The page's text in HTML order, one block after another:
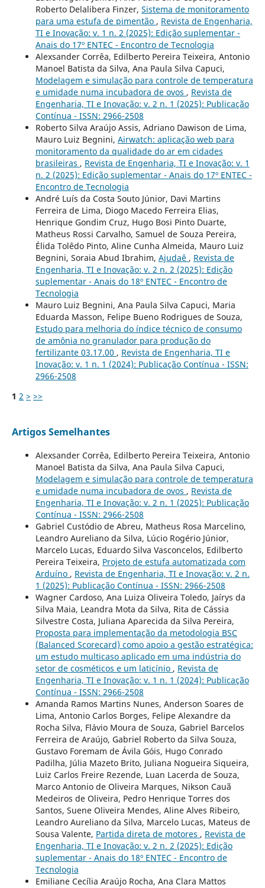
Roberto Delalibera Finzer, Sistema de monitoramento
para uma estufa de pimentão , Revista de Engenharia,
TI e Inovação: v. 1 n. 2 (2025): Edição suplementar -
Anais do 17º ENTEC - Encontro de Tecnologia
Alexsander Corrêa, Edilberto Pereira Teixeira, Antonio
Manoel Batista da Silva, Ana Paula Silva Capuci,
Modelagem e simulação para controle de temperatura
e umidade numa incubadora de ovos , Revista de
Engenharia, TI e Inovação: v. 2 n. 1 (2025): Publicação
Contínua - ISSN: 2966-2508
Roberto Silva Araújo Assis, Adriano Dawison de Lima,
Mauro Luiz Begnini, Airwatch: aplicação web para
monitoramento da qualidade do ar em cidades
brasileiras , Revista de Engenharia, TI e Inovação: v. 1
n. 2 (2025): Edição suplementar - Anais do 17º ENTEC -
Encontro de Tecnologia
André Luís da Costa Souto Júnior, Davi Martins
Ferreira de Lima, Diogo Macedo Ferreira Elias,
Henrique Gondim Cruz, Hugo Bosi Pinto Duarte,
Matheus Rossi Carvalho, Samuel de Souza Pereira,
Élida Tolêdo Pinto, Aline Cunha Almeida, Mauro Luiz
Begnini, Soraia Abud Ibrahim, Ajudaê , Revista de
Engenharia, TI e Inovação: v. 2 n. 2 (2025): Edição
suplementar - Anais do 18º ENTEC - Encontro de
Tecnologia
Mauro Luiz Begnini, Ana Paula Silva Capuci, Maria
Eduarda Masson, Felipe Bueno Rodrigues de Souza,
Estudo para melhoria do índice técnico de consumo
de amônia no granulador para produção do
fertilizante 03.17.00 , Revista de Engenharia, TI e
Inovação: v. 1 n. 1 (2024): Publicação Contínua - ISSN:
2966-2508
1 2 > >>
Artigos Semelhantes
Alexsander Corrêa, Edilberto Pereira Teixeira, Antonio
Manoel Batista da Silva, Ana Paula Silva Capuci,
Modelagem e simulação para controle de temperatura
e umidade numa incubadora de ovos , Revista de
Engenharia, TI e Inovação: v. 2 n. 1 (2025): Publicação
Contínua - ISSN: 2966-2508
Gabriel Custódio de Abreu, Matheus Rosa Marcelino,
Leandro Aureliano da Silva, Lúcio Rogério Júnior,
Marcelo Lucas, Eduardo Silva Vasconcelos, Edilberto
Pereira Teixeira, Projeto de estufa automatizada com
Arduíno , Revista de Engenharia, TI e Inovação: v. 2 n.
1 (2025): Publicação Contínua - ISSN: 2966-2508
Wagner Cardoso, Ana Luiza Oliveira Toledo, Jaírys da
Silva Maia, Leandra Mota da Silva, Rita de Cássia
Silvestre Costa, Juliana Aparecida da Silva Pereira,
Proposta para implementação da metodologia BSC
(Balanced Scorecard) como apoio a gestão estratégica:
um estudo multicaso aplicado em uma indústria do
setor de cosméticos e um laticínio , Revista de
Engenharia, TI e Inovação: v. 1 n. 1 (2024): Publicação
Contínua - ISSN: 2966-2508
Amanda Ramos Martins Nunes, Anderson Soares de
Lima, Antonio Carlos Borges, Felipe Alexandre da
Rocha Silva, Flávio Moura de Souza, Gabriel Barcelos
Ferreira de Araújo, Gabriel Roberto da Silva Souza,
Gustavo Foremam de Ávila Góis, Hugo Conrado
Padilha, Júlia Mazeto Brito, Juliana Nogueira Siqueira,
Luiz Carlos Freire Rezende, Luan Lacerda de Souza,
Marco Antonio de Oliveira Marques, Nikson Cauã
Medeiros de Oliveira, Pedro Henrique Torres dos
Santos, Suene Oliveira Mendes, Aline Alves Ribeiro,
Leandro Aureliano da Silva, Marcelo Lucas, Mateus de
Sousa Valente, Partida direta de motores , Revista de
Engenharia, TI e Inovação: v. 2 n. 2 (2025): Edição
suplementar - Anais do 18º ENTEC - Encontro de
Tecnologia
Emiliane Cecília Araújo Rocha, Ana Clara Mattos